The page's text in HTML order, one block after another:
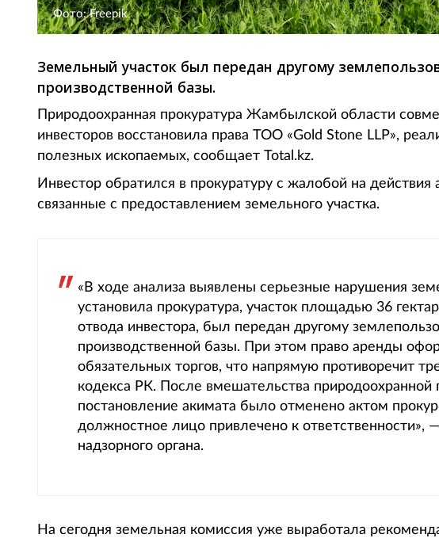
Фото: Freepik
Земельный участок был передан другому
производственной базы.
Природоохранная прокуратура Жамбылской области
инвесторов восстановила права ТОО «Gold Stone LLP»,
полезных ископаемых, сообщает Total.kz.
Инвестор обратился в прокуратуру с жалобой на
связанные с предоставлением земельного участка.
«В ходе анализа выявлены серьезные нарушения
установила прокуратура, участок площадью 36
отвода инвестора, был передан другому
производственной базы. При этом право аренды
обязательных торгов, что напрямую противоречит
кодекса РК. После вмешательства природоохранной
постановление акимата было отменено актом
должностное лицо привлечено к ответственности»,
надзорного органа.
На сегодня земельная комиссия уже выработала